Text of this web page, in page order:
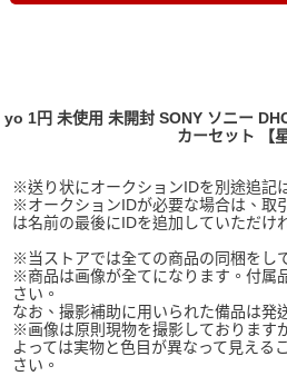
yo 1円 未使用 未開封 SONY ソニー
カーセット 【星
※送り状にオークションIDを別途追記
※オークションIDが必要な場合は、取
は名前の最後にIDを追加していただけ
※当ストアでは全ての商品の同梱をし
※商品は画像が全てになります。付属
さい。
なお、撮影補助に用いられた備品は発
※画像は原則現物を撮影しております
よっては実物と色目が異なって見える
さい。